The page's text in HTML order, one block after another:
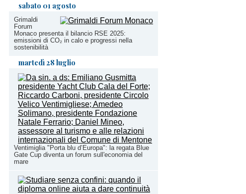
sabato 01 agosto
Grimaldi
Forum
Monaco presenta il bilancio RSE 2025:
emissioni di CO₂ in calo e progressi nella
sostenibilità
martedì 28 luglio
Ventimiglia "Porta blu d’Europa": la regata Blue
Gate Cup diventa un forum sull'economia del
mare